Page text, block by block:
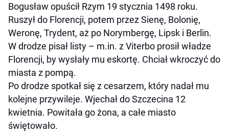
Bogusław opuścił Rzym 19 stycznia 1498 roku.
Ruszył do Florencji, potem przez Sienę, Bolonię,
Weronę, Trydent, aż po Norymbergę, Lipsk i Berlin.
W drodze pisał listy – m.in. z Viterbo prosił władze
Florencji, by wysłały mu eskortę. Chciał wkroczyć do
miasta z pompą.
Po drodze spotkał się z cesarzem, który nadał mu
kolejne przywileje. Wjechał do Szczecina 12
kwietnia. Powitała go żona, a całe miasto
świętowało.